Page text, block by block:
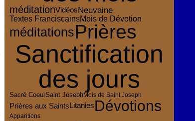
méditationVidéosNeuvaine
Textes FranciscainsMois de Dévotion
méditationsPrières
Sanctification
des jours
Sacré CoeurSaint JosephMois de Saint Joseph
Prières aux Saints LitaniesDévotions
Apparitions